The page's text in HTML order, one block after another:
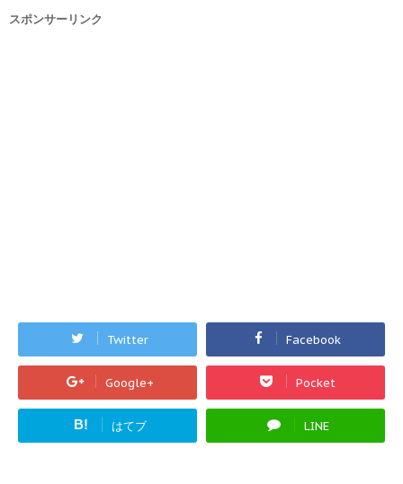
スポンサーリンク
Twitter Facebook
Google+ Pocket
B! はてブ LINE